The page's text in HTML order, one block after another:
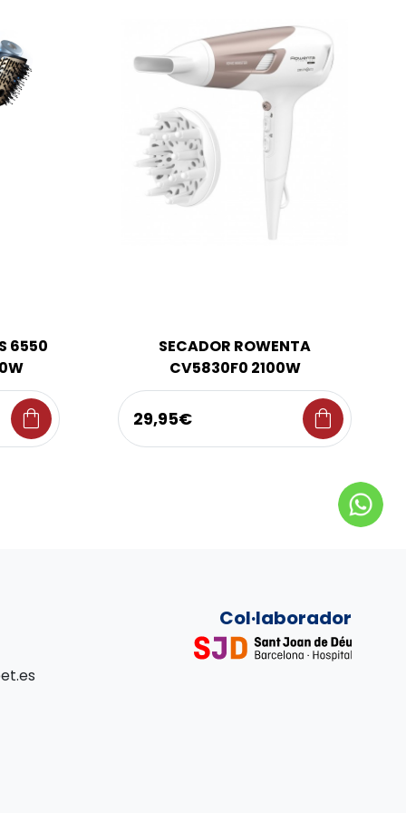
6550
shopping_bag
SECADOR ROWENTA
CV5830F0 2100W
29,95€ shopping_bag
Col·laborador